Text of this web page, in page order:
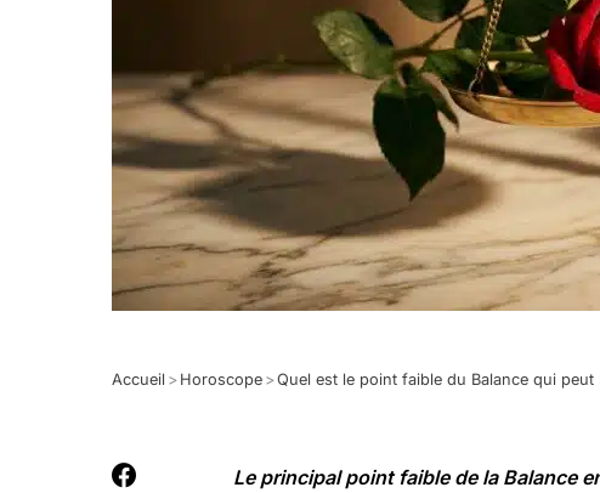
Accueil > Horoscope >Quel est le point faible du Balance qui
Le principal point faible de la Balance